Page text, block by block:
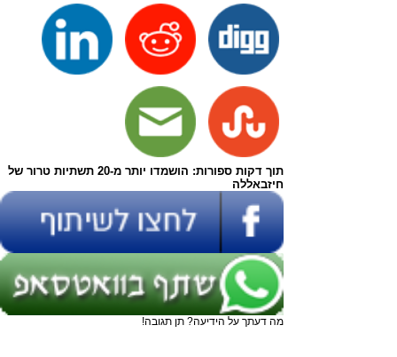
תוך דקות ספורות: הושמדו יותר מ-20 תשתיות טרור של
חיזבאללה
מה דעתך על הידיעה? תן תגובה!